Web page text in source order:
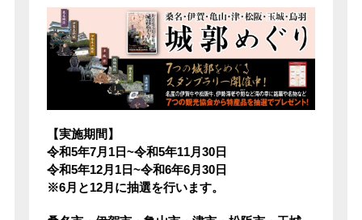
【実施期間】
令和5年7月1日~令和5年11月30日
令和5年12月1日~令和6年6月30日
※6月と12月に抽選を行います。